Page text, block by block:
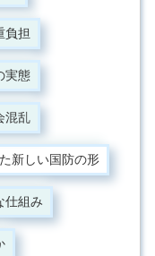
負担
実態
混乱
新しい国防の形
仕組み